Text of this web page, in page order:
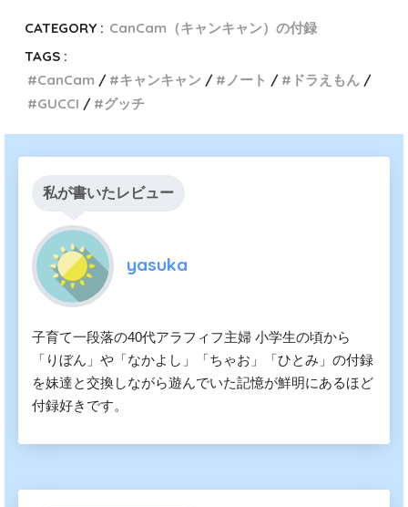
CATEGORY : CanCam（キャンキャン）の付録
TAGS :
CanCam
キャンキャン ノート
ドラえもん
GUCCI
グッチ
私が書いたレビュー
yasuka
子育て一段落の40代アラフィフ主婦 小学生の頃から
「りぼん」や「なかよし」「ちゃお」「ひとみ」の付録
を妹達と交換しながら遊んでいた記憶が鮮明にあるほど
付録好きです。